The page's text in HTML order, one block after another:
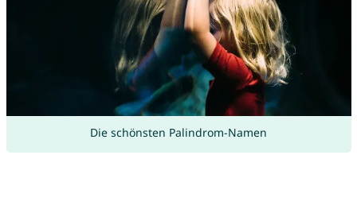
Die schönsten Palindrom-Namen